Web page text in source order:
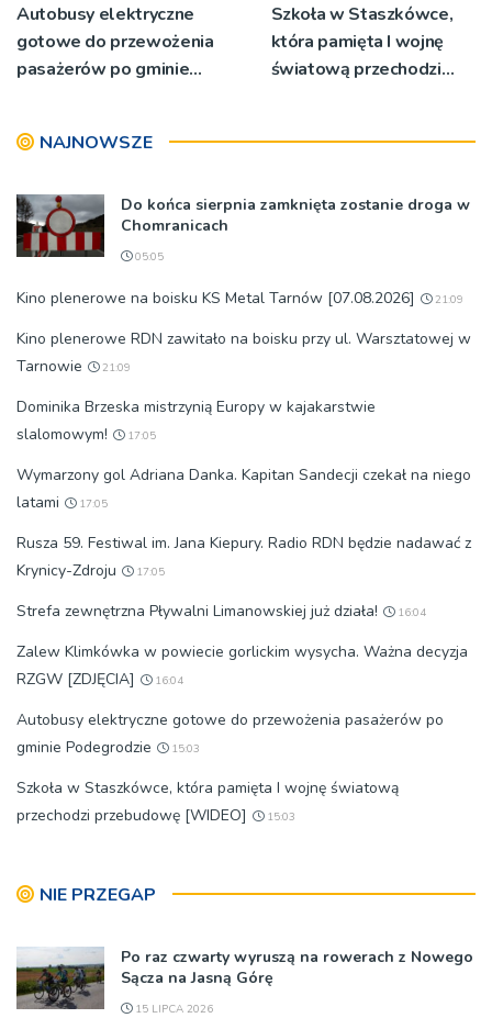
Autobusy elektryczne
gotowe do przewożenia
pasażerów po gminie
Szkoła w Staszkówce,
która pamięta I wojnę
światową przechodzi
NAJNOWSZE
Do końca sierpnia zamknięta zostanie droga w
Chomranicach
05:05
Kino plenerowe na boisku KS Metal Tarnów [07.08.2026] 21:09
Kino plenerowe RDN zawitało na boisku przy ul. Warsztatowej w
Tarnowie
21:09
Dominika Brzeska mistrzynią Europy w kajakarstwie
slalomowym!
17:05
Wymarzony gol Adriana Danka. Kapitan Sandecji czekał na niego
latami
17:05
Rusza 59. Festiwal im. Jana Kiepury. Radio RDN będzie nadawać z
Krynicy-Zdroju
17:05
Strefa zewnętrzna Pływalni Limanowskiej już działa! 16:04
Zalew Klimkówka w powiecie gorlickim wysycha. Ważna decyzja
RZGW [ZDJĘCIA]
16:04
Autobusy elektryczne gotowe do przewożenia pasażerów po
gminie Podegrodzie
15:03
Szkoła w Staszkówce, która pamięta I wojnę światową
przechodzi przebudowę [WIDEO]
15:03
NIE PRZEGAP
Po raz czwarty wyruszą na rowerach z Nowego
Sącza na Jasną Górę
15 LIPCA 2026